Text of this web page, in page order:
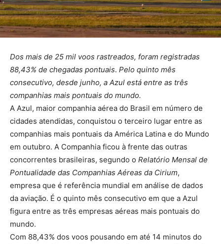
Dos mais de 25 mil voos rastreados, foram registradas
88,43% de chegadas pontuais. Pelo quinto mês
consecutivo, desde junho, a Azul está entre as três
companhias mais pontuais do mundo.
A Azul, maior companhia aérea do Brasil em número de
cidades atendidas, conquistou o terceiro lugar entre as
companhias mais pontuais da América Latina e do Mundo
em outubro. A Companhia ficou à frente das outras
concorrentes brasileiras, segundo o Relatório Mensal de
Pontualidade das Companhias Aéreas da Cirium,
empresa que é referência mundial em análise de dados
da aviação. É o quinto mês consecutivo em que a Azul
figura entre as três empresas aéreas mais pontuais do
mundo.
Com 88,43% dos voos pousando em até 14 minutos do